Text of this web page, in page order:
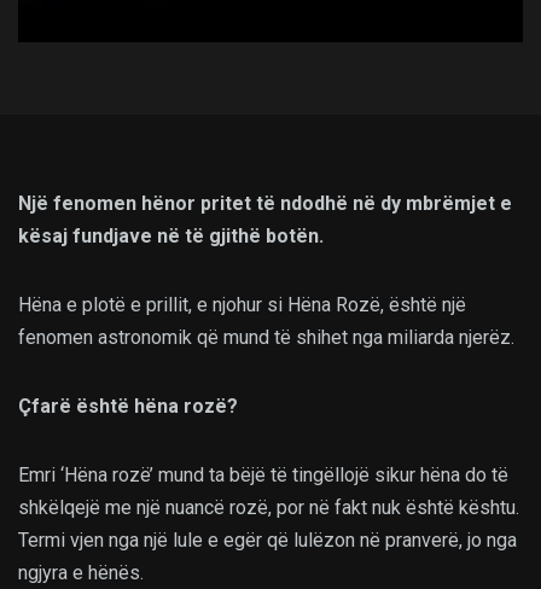
Një fenomen hënor pritet të ndodhë në dy mbrëmjet e
kësaj fundjave në të gjithë botën.
Hëna e plotë e prillit, e njohur si Hëna Rozë, është një
fenomen astronomik që mund të shihet nga miliarda njerëz.
Çfarë është hëna rozë?
Emri ‘Hëna rozë’ mund ta bëjë të tingëllojë sikur hëna do të
shkëlqejë me një nuancë rozë, por në fakt nuk është kështu.
Termi vjen nga një lule e egër që lulëzon në pranverë, jo nga
ngjyra e hënës.